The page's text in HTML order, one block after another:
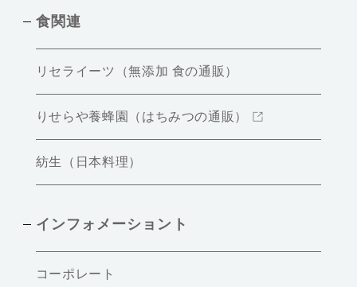
食関連
リセライーツ（無添加 食の通販）
りせらや養蜂園（はちみつの通販）
紡生（日本料理）
インフォメーショント
コーポレート